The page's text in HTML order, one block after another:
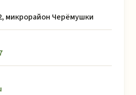
микрорайон Черёмушки